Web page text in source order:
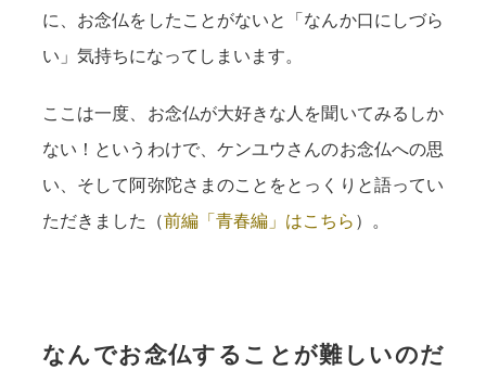
に、お念仏をしたことがないと「なんか口にしづら
い」気持ちになってしまいます。
ここは一度、お念仏が大好きな人を聞いてみるしか
ない！というわけで、ケンユウさんのお念仏への思
い、そして阿弥陀さまのことをとっくりと語ってい
ただきました（前編「青春編」はこちら ）。
なんでお念仏することが難しいのだ